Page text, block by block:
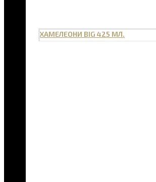
ХАМЕЛЕОНИ BIG 425 МЛ.